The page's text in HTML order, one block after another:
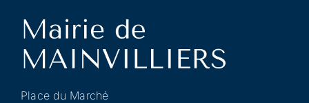
Place du Marché